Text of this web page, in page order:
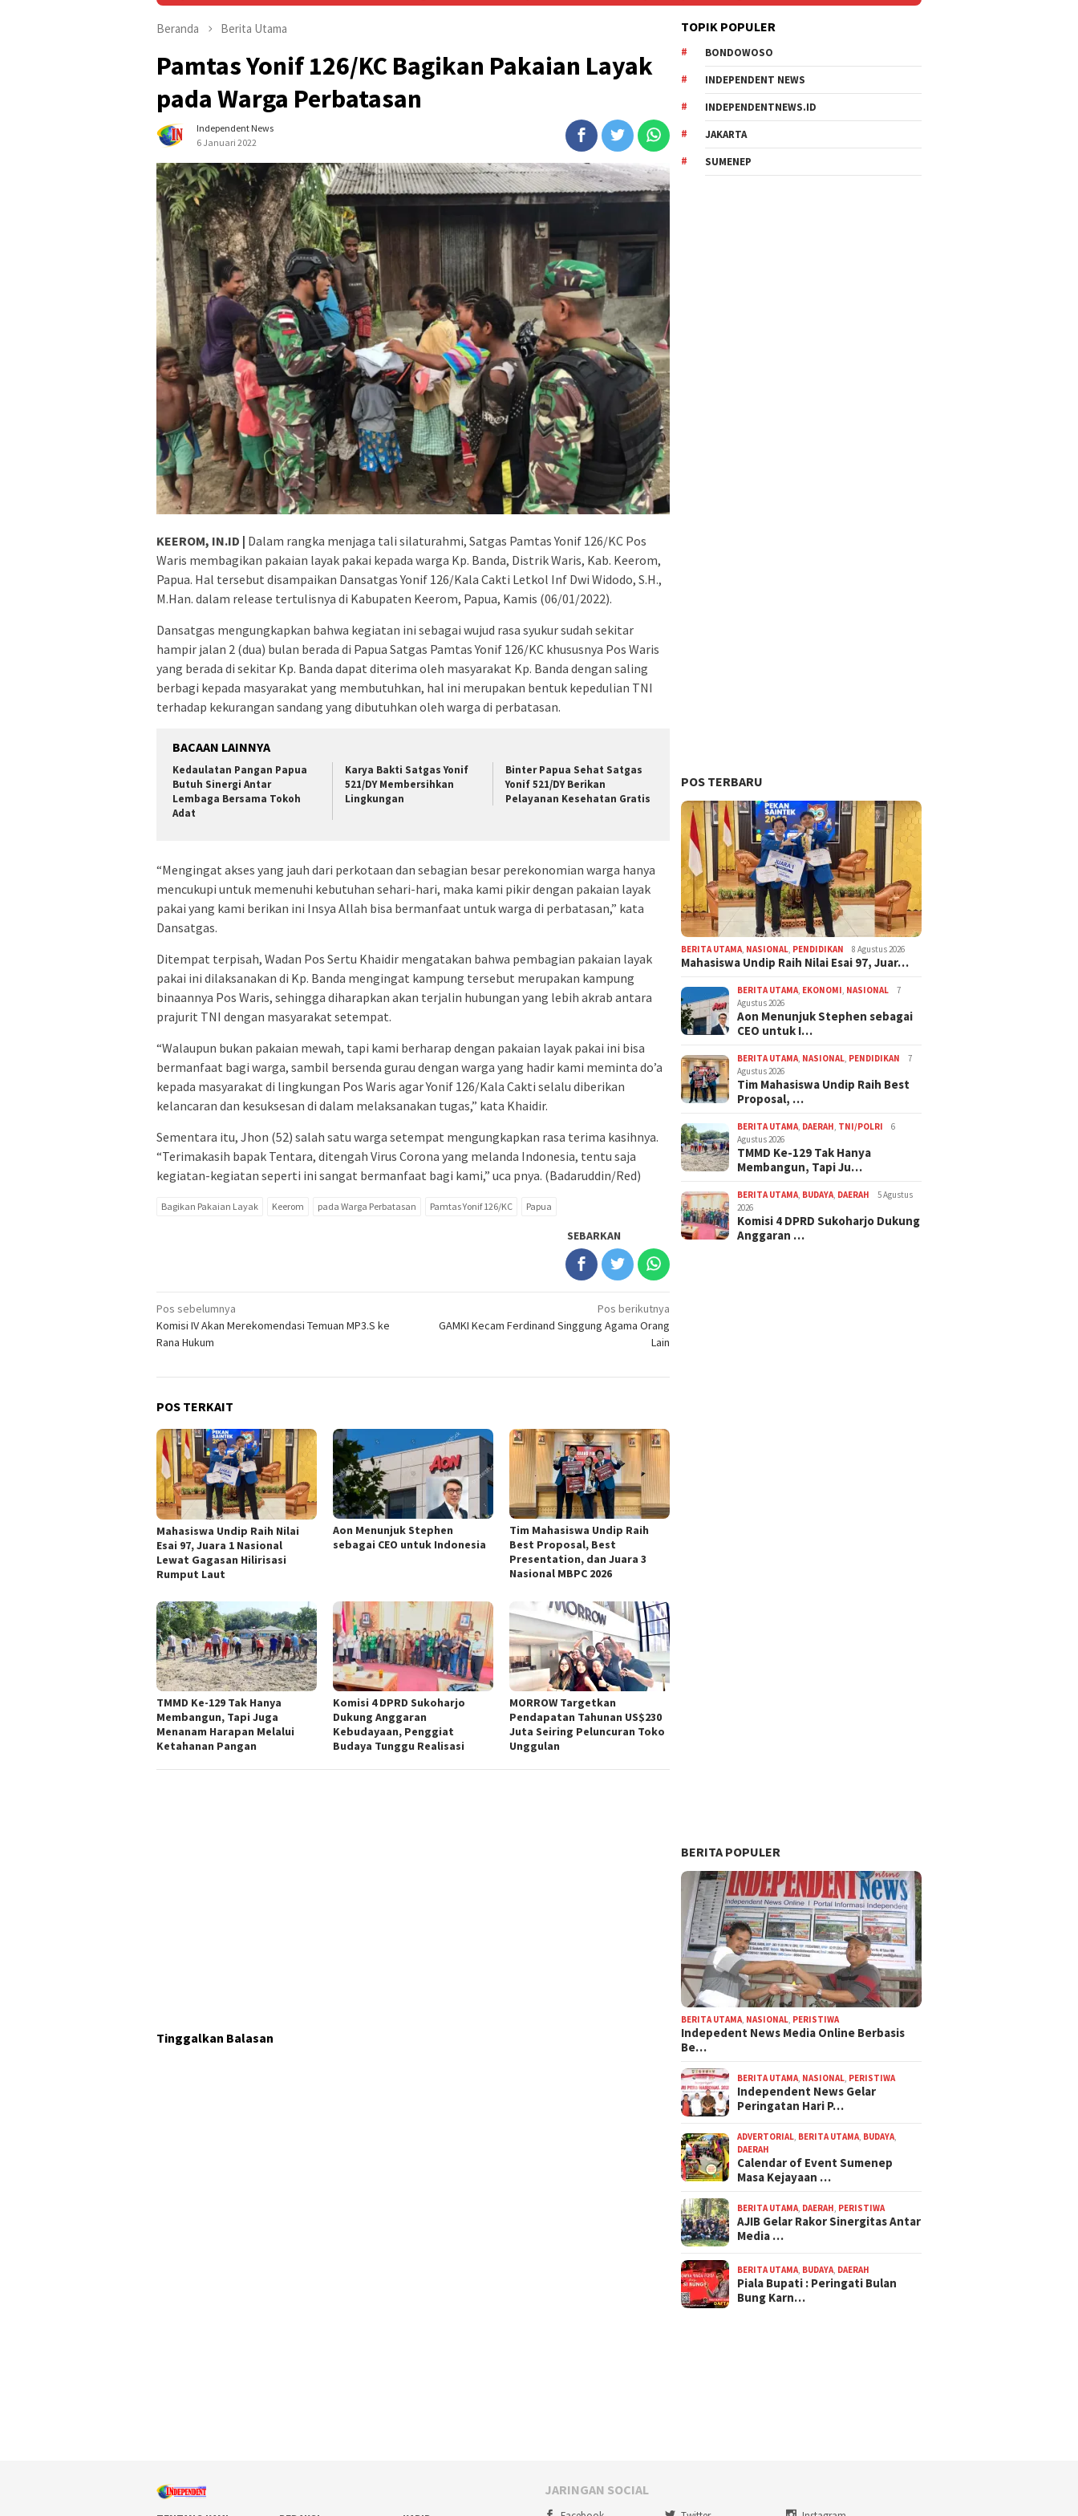
Beranda Berita Utama
Pamtas Yonif 126/KC Bagikan Pakaian Layak
pada Warga Perbatasan
Independent News
6 Januari 2022
KEEROM, IN.ID | Dalam rangka menjaga tali silaturahmi, Satgas Pamtas Yonif 126/KC Pos
Waris membagikan pakaian layak pakai kepada warga Kp. Banda, Distrik Waris, Kab. Keerom,
Papua. Hal tersebut disampaikan Dansatgas Yonif 126/Kala Cakti Letkol Inf Dwi Widodo, S.H.,
M.Han. dalam release tertulisnya di Kabupaten Keerom, Papua, Kamis (06/01/2022).
Dansatgas mengungkapkan bahwa kegiatan ini sebagai wujud rasa syukur sudah sekitar
hampir jalan 2 (dua) bulan berada di Papua Satgas Pamtas Yonif 126/KC khususnya Pos Waris
yang berada di sekitar Kp. Banda dapat diterima oleh masyarakat Kp. Banda dengan saling
berbagi kepada masyarakat yang membutuhkan, hal ini merupakan bentuk kepedulian TNI
terhadap kekurangan sandang yang dibutuhkan oleh warga di perbatasan.
BACAAN LAINNYA
Kedaulatan Pangan Papua
Butuh Sinergi Antar
Lembaga Bersama Tokoh
Adat
Karya Bakti Satgas Yonif
521/DY Membersihkan
Lingkungan
Binter Papua Sehat Satgas
Yonif 521/DY Berikan
Pelayanan Kesehatan Gratis
“Mengingat akses yang jauh dari perkotaan dan sebagian besar perekonomian warga hanya
mencukupi untuk memenuhi kebutuhan sehari-hari, maka kami pikir dengan pakaian layak
pakai yang kami berikan ini Insya Allah bisa bermanfaat untuk warga di perbatasan,” kata
Dansatgas.
Ditempat terpisah, Wadan Pos Sertu Khaidir mengatakan bahwa pembagian pakaian layak
pakai ini dilaksanakan di Kp. Banda mengingat kampung tersebut merupakan kampung
binaannya Pos Waris, sehingga diharapkan akan terjalin hubungan yang lebih akrab antara
prajurit TNI dengan masyarakat setempat.
“Walaupun bukan pakaian mewah, tapi kami berharap dengan pakaian layak pakai ini bisa
bermanfaat bagi warga, sambil bersenda gurau dengan warga yang hadir kami meminta do’a
kepada masyarakat di lingkungan Pos Waris agar Yonif 126/Kala Cakti selalu diberikan
kelancaran dan kesuksesan di dalam melaksanakan tugas,” kata Khaidir.
Sementara itu, Jhon (52) salah satu warga setempat mengungkapkan rasa terima kasihnya.
“Terimakasih bapak Tentara, ditengah Virus Corona yang melanda Indonesia, tentu saja
kegiatan-kegiatan seperti ini sangat bermanfaat bagi kami,” uca pnya. (Badaruddin/Red)
Bagikan Pakaian Layak Keerom pada Warga Perbatasan Pamtas Yonif 126/KC Papua
SEBARKAN
Navigasi
pos
Pos sebelumnya
Komisi IV Akan Merekomendasi Temuan MP3.S ke
Rana Hukum
Pos berikutnya
GAMKI Kecam Ferdinand Singgung Agama Orang
Lain
POS TERKAIT
Mahasiswa Undip Raih Nilai
Esai 97, Juara 1 Nasional
Lewat Gagasan Hilirisasi
Rumput Laut
Aon Menunjuk Stephen
sebagai CEO untuk Indonesia
Tim Mahasiswa Undip Raih
Best Proposal, Best
Presentation, dan Juara 3
Nasional MBPC 2026
TMMD Ke-129 Tak Hanya
Membangun, Tapi Juga
Menanam Harapan Melalui
Ketahanan Pangan
Komisi 4 DPRD Sukoharjo
Dukung Anggaran
Kebudayaan, Penggiat
Budaya Tunggu Realisasi
MORROW Targetkan
Pendapatan Tahunan US$230
Juta Seiring Peluncuran Toko
Unggulan
Tinggalkan Balasan
TOPIK POPULER
BONDOWOSO
INDEPENDENT NEWS
INDEPENDENTNEWS.ID
JAKARTA
SUMENEP
POS TERBARU
BERITA UTAMA NASIONAL PENDIDIKAN 8 Agustus 2026
Mahasiswa Undip Raih Nilai Esai 97, Juar…
BERITA UTAMA EKONOMI NASIONAL
7
Agustus 2026
Aon Menunjuk Stephen sebagai
CEO untuk I…
BERITA UTAMA NASIONAL PENDIDIKAN
7
Agustus 2026
Tim Mahasiswa Undip Raih Best
Proposal, …
BERITA UTAMA DAERAH TNI/POLRI
6
Agustus 2026
TMMD Ke-129 Tak Hanya
Membangun, Tapi Ju…
BERITA UTAMA BUDAYA DAERAH
5 Agustus
2026
Komisi 4 DPRD Sukoharjo Dukung
Anggaran …
BERITA POPULER
BERITA UTAMA NASIONAL PERISTIWA
Indepedent News Media Online Berbasis
Be…
BERITA UTAMA NASIONAL PERISTIWA
Independent News Gelar
Peringatan Hari P…
ADVERTORIAL BERITA UTAMA BUDAYA
DAERAH
Calendar of Event Sumenep
Masa Kejayaan …
BERITA UTAMA DAERAH PERISTIWA
AJIB Gelar Rakor Sinergitas Antar
Media …
BERITA UTAMA BUDAYA DAERAH
Piala Bupati : Peringati Bulan
Bung Karn…
JARINGAN SOCIAL